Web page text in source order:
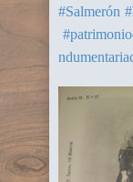
#Salmerón